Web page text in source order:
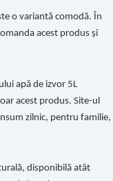
o variantă comodă. În
acest produs și
apă de izvor 5L
acest produs. Site-ul
zilnic, pentru familie,
disponibilă atât